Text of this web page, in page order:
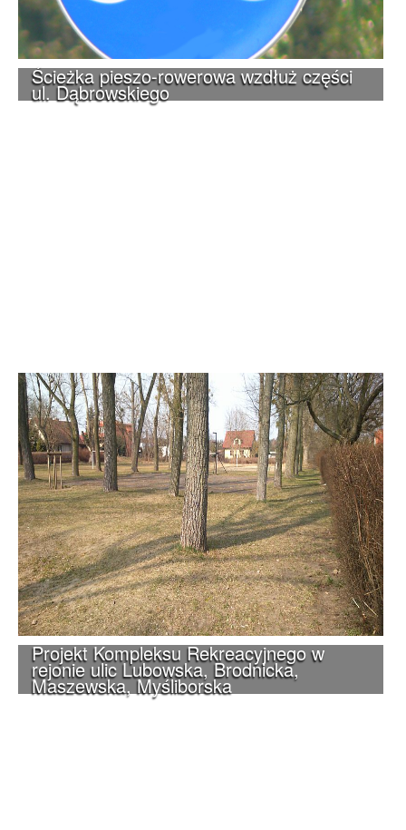
Ścieżka pieszo-rowerowa wzdłuż części
ul. Dąbrowskiego
Projekt Kompleksu Rekreacyjnego w
rejonie ulic Lubowska, Brodnicka,
Maszewska, Myśliborska